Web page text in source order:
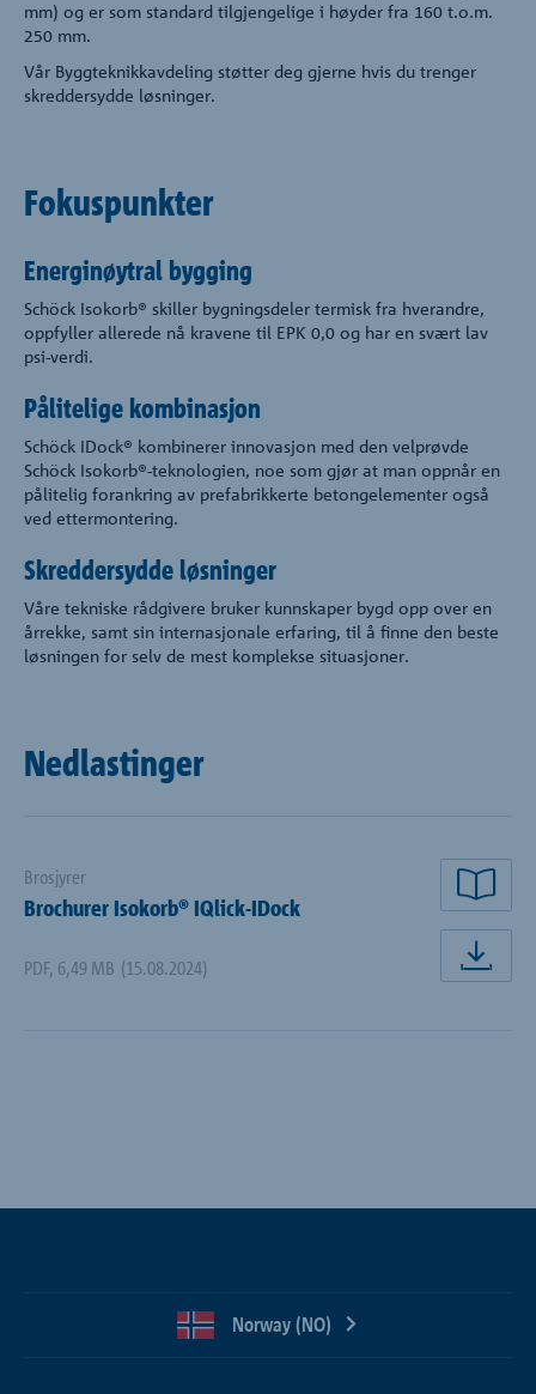
mm) og er som standard tilgjengelige i høyder fra 160 t.o.m.
250 mm.
Vår Byggteknikkavdeling støtter deg gjerne hvis du trenger
skreddersydde løsninger.
Fokuspunkter
Energinøytral bygging
Schöck Isokorb® skiller bygningsdeler termisk fra hverandre,
oppfyller allerede nå kravene til EPK 0,0 og har en svært lav
psi-verdi.
Pålitelige kombinasjon
Schöck IDock® kombinerer innovasjon med den velprøvde
Schöck Isokorb®-teknologien, noe som gjør at man oppnår en
pålitelig forankring av prefabrikkerte betongelementer også
ved ettermontering.
Skreddersydde løsninger
Våre tekniske rådgivere bruker kunnskaper bygd opp over en
årrekke, samt sin internasjonale erfaring, til å finne den beste
løsningen for selv de mest komplekse situasjoner.
Nedlastinger
Brosjyrer
Brochurer Isokorb® IQlick-IDock
PDF, 6,49 MB (15.08.2024)
Les
Norway (NO)